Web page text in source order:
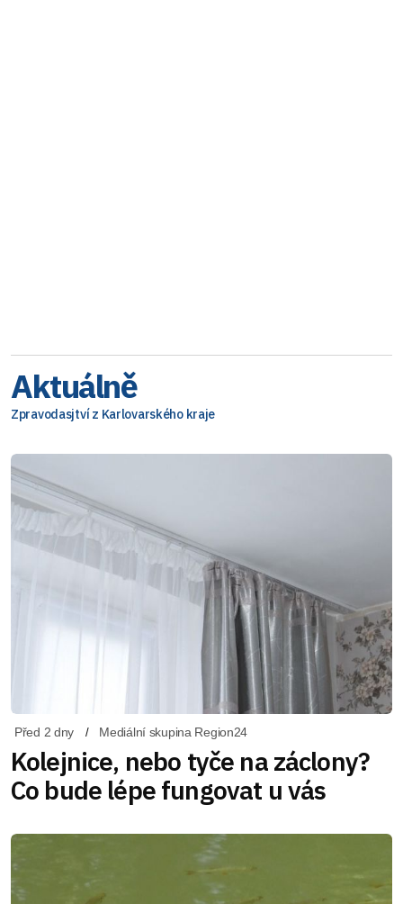
Aktuálně
Zpravodasjtví z Karlovarského kraje
Před 2 dny Mediální skupina Region24
Kolejnice, nebo tyče na záclony?
Co bude lépe fungovat u vás